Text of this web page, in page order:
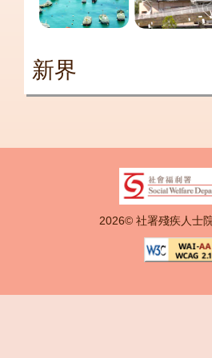
新界
2026© 社署殘疾人士